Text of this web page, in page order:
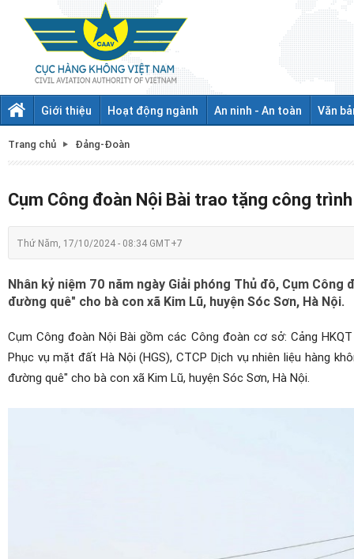
Giới thiệu Hoạt động ngành An ninh - An toàn Văn
Trang chủ Đảng-Đoàn
Cụm Công đoàn Nội Bài trao tặng công
Thứ Năm, 17/10/2024 - 08:34 GMT+7
Nhân kỷ niệm 70 năm ngày Giải phóng Thủ đô, Cụm
đường quê" cho bà con xã Kim Lũ, huyện Sóc Sơn, Hà Nội.
Cụm Công đoàn Nội Bài gồm các Công đoàn cơ sở: Cảng
Phục vụ mặt đất Hà Nội (HGS), CTCP Dịch vụ nhiên liệu hàng
đường quê" cho bà con xã Kim Lũ, huyện Sóc Sơn, Hà Nội.